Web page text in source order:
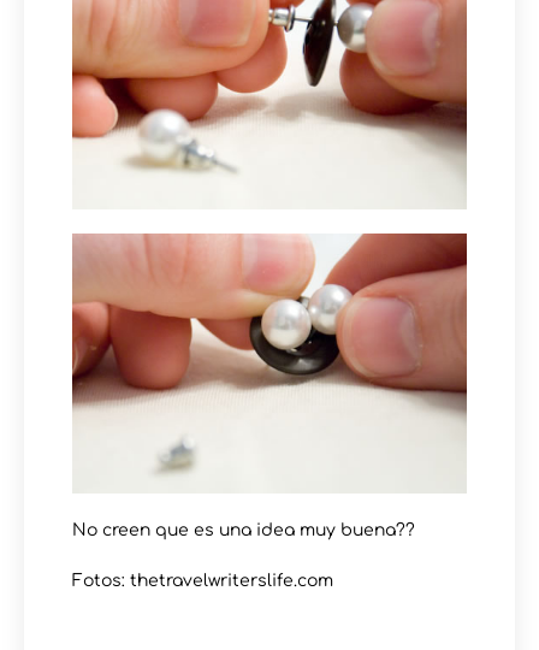
No creen que es una idea muy buena??
Fotos: thetravelwriterslife.com